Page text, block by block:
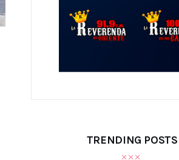
TRENDING POSTS